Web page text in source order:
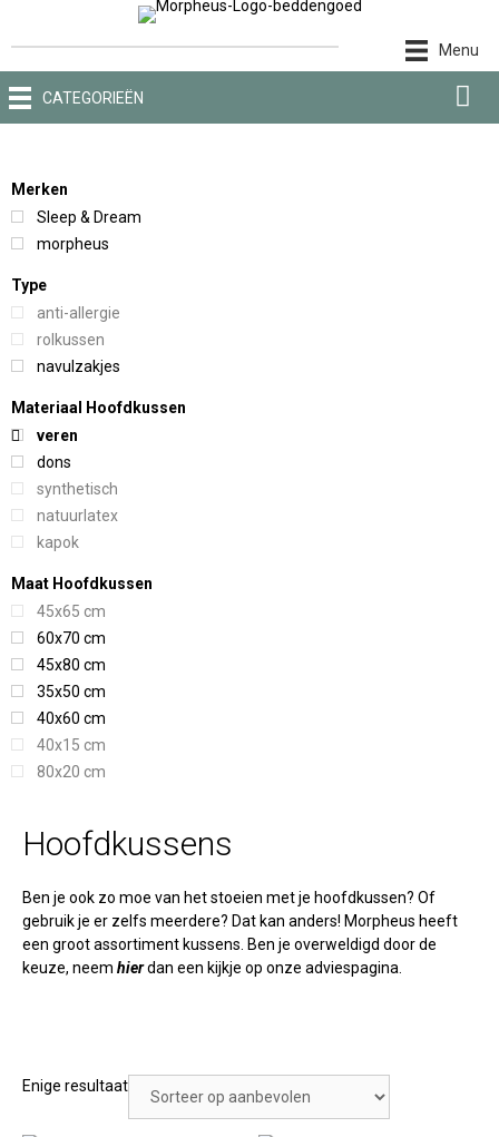
Menu
CATEGORIEËN
Hoofdkussens
Ben je ook zo moe van het stoeien met je hoofdkussen? Of
gebruik je er zelfs meerdere? Dat kan anders! Morpheus heeft
een groot assortiment kussens. Ben je overweldigd door de
keuze, neem hierdan een kijkje op onze adviespagina.
Enige resultaat
Merken
Sleep & Dream
morpheus
Type
anti-allergie
rolkussen
navulzakjes
Materiaal Hoofdkussen
veren
dons
synthetisch
natuurlatex
kapok
Maat Hoofdkussen
45x65 cm
60x70 cm
45x80 cm
35x50 cm
40x60 cm
40x15 cm
80x20 cm